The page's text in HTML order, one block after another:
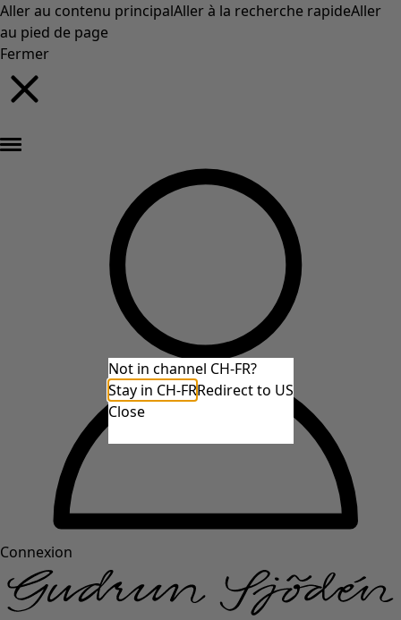
Aller au contenu principalAller à la recherche rapideAller
au pied de page
Fermer
Connexion
Not in channel CH-FR?
Stay in CH-FRRedirect to US
Close